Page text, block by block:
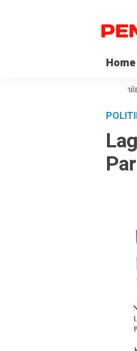
Home
di Sultra Dapat Asimilasi dari